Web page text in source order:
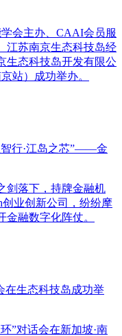
会主办、CAAI会员服
江苏南京生态科技岛经
生态科技岛开发有限公
站）成功举办。
智行·江岛之芯”——金
剑落下，持牌金融机
创业创新公司，纷纷摩
融数字化阵仗。
在生态科技岛成功举
”对话会在新加坡·南